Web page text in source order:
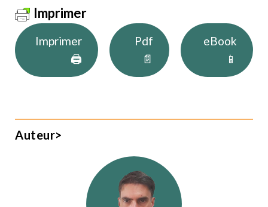
Imprimer
Imprimer
🖨
Pdf
📄
eBook
📱
Auteur>